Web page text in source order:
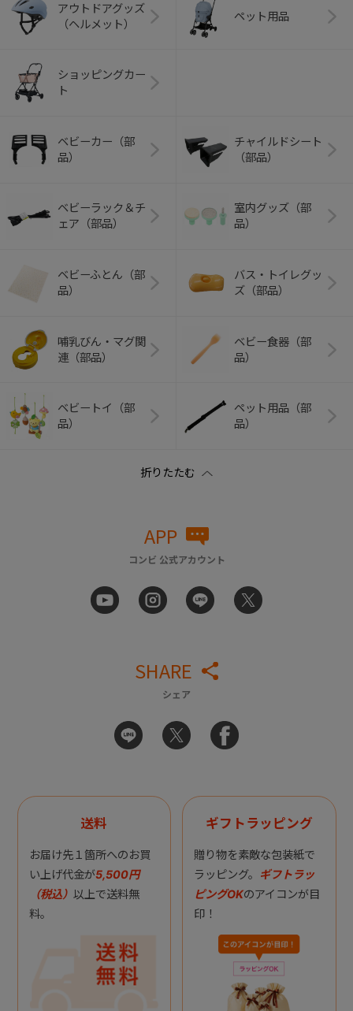
アウトドアグッズ
（ヘルメット）
ペット用品
ショッピングカー
ト
ベビーカー（部
品）
チャイルドシート
（部品）
ベビーラック＆チ
ェア（部品）
室内グッズ（部
品）
ベビーふとん（部
品）
バス・トイレグッ
ズ（部品）
哺乳びん・マグ関
連（部品）
ベビー食器（部
品）
ベビートイ（部
品）
ペット用品（部
品）
APP
コンビ 公式アカウント
SHARE
シェア
送料
お届け先１箇所へのお買
い上げ代金が5,500円
（税込） 以上で送料無
料。
ギフトラッピング
贈り物を素敵な包装紙で
ラッピング。 ギフトラッ
ピングOKのアイコンが目
印！